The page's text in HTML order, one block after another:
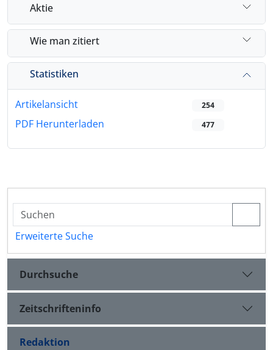
Aktie
Wie man zitiert
Statistiken
Artikelansicht 254
PDF Herunterladen 477
Erweiterte Suche
Durchsuche
Zeitschrifteninfo
Redaktion